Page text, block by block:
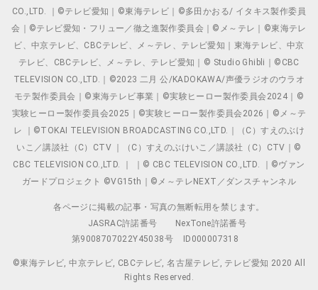
CO.,LTD. ｜©テレビ愛知｜©東海テレビ｜©多田かおる/ イタキス製作委員
会｜©テレビ愛知・フリュー／徹之進製作委員会｜©メ～テレ｜©東海テレ
ビ、中京テレビ、CBCテレビ、メ～テレ、テレビ愛知｜東海テレビ、中京
テレビ、CBCテレビ、メ～テレ、テレビ愛知｜© Studio Ghibli｜©CBC
TELEVISION CO.,LTD.｜©2023 二月 公/KADOKAWA/声優ラジオのウラオ
モテ製作委員会｜©東海テレビ事業｜©実験ヒーロー製作委員会2024｜©
実験ヒーロー製作委員会2025｜©実験ヒーロー製作委員会2026｜©メ～テ
レ ｜©TOKAI TELEVISION BROADCASTING CO.,LTD.｜（C）すえのぶけ
いこ／講談社（C）CTV ｜（C）すえのぶけいこ／講談社（C）CTV｜©
CBC TELEVISION CO.,LTD. ｜ ｜© CBC TELEVISION CO.,LTD. ｜©ヴァン
ガードプロジェクト ©VG15th｜©メ～テレNEXT／ダンスチャンネル
各ページに掲載の記事・写真の無断転用を禁じます。
JASRAC許諾番号
NexTone許諾番号
第9008707022Y45038号
ID000007318
©東海テレビ, 中京テレビ, CBCテレビ, 名古屋テレビ, テレビ愛知 2020 All
Rights Reserved.